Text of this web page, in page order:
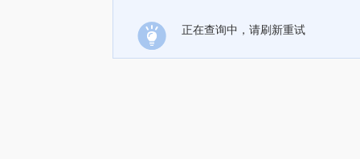
正在查询中，请刷新重试